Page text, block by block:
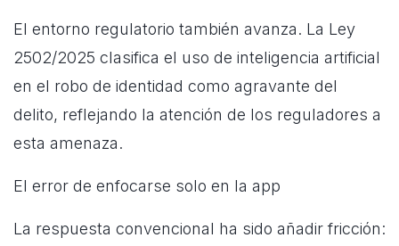
El entorno regulatorio también avanza. La Ley
2502/2025 clasifica el uso de inteligencia artificial
en el robo de identidad como agravante del
delito, reflejando la atención de los reguladores a
esta amenaza.
El error de enfocarse solo en la app
La respuesta convencional ha sido añadir fricción: